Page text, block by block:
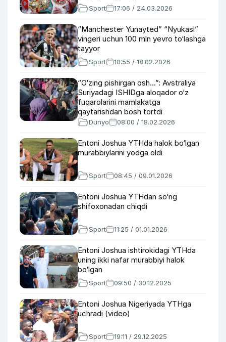
Sport 17:06 / 24.03.2026
“Manchester Yunayted” “Nyukasl”
vingeri uchun 100 mln yevro to‘lashga
tayyor
Sport 10:55 / 18.02.2026
“O‘zing pishirgan osh...”: Avstraliya
Suriyadagi ISHIDga aloqador o‘z
fuqarolarini mamlakatga
qaytarishdan bosh tortdi
Dunyo 08:00 / 18.02.2026
Entoni Joshua YTHda halok bo‘lgan
murabbiylarini yodga oldi
Sport 08:45 / 09.01.2026
Entoni Joshua YTHdan so‘ng
shifoxonadan chiqdi
Sport 11:25 / 01.01.2026
Entoni Joshua ishtirokidagi YTHda
uning ikki nafar murabbiyi halok
bo‘lgan
Sport 09:50 / 30.12.2025
Entoni Joshua Nigeriyada YTHga
uchradi (video)
Sport 19:11 / 29.12.2025